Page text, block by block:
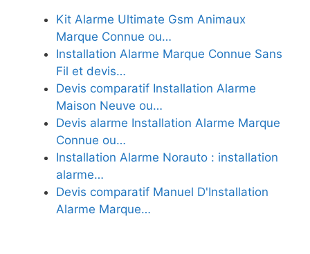
Kit Alarme Ultimate Gsm Animaux
Marque Connue ou…
Installation Alarme Marque Connue Sans
Fil et devis…
Devis comparatif Installation Alarme
Maison Neuve ou…
Devis alarme Installation Alarme Marque
Connue ou…
Installation Alarme Norauto : installation
alarme…
Devis comparatif Manuel D'Installation
Alarme Marque…